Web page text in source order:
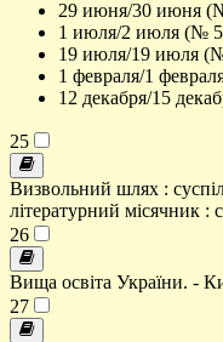
29 июня/30 июня
1 июля/2 июля (№
19 июля/19 июля
1 февраля/1
12 декабря/15
25
Визвольний шлях :
літературний місячник :
26
Вища освіта України. -
27